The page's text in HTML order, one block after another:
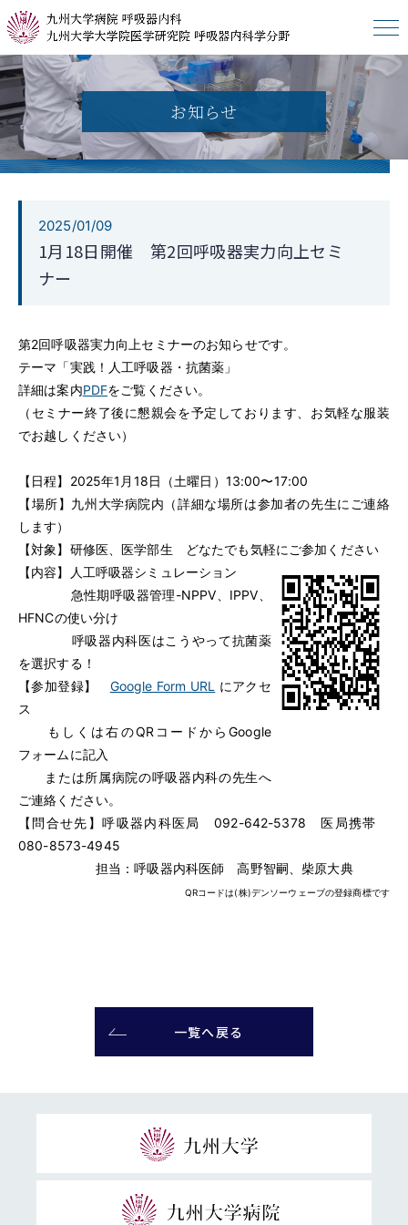
HOME
呼吸器内科について
研修・入局案内
診療グループ
同窓会
お知らせ
2025/01/09
1月18日開催 第2回呼吸器実力向上セミ
ナー
第2回呼吸器実力向上セミナーのお知らせです。
テーマ「実践！人工呼吸器・抗菌薬」
詳細は案内PDFをご覧ください。
（セミナー終了後に懇親会を予定しております、お気軽な服装
でお越しください）
【日程】2025年1月18日（土曜日）13:00〜17:00
【場所】九州大学病院内（詳細な場所は参加者の先生にご連絡
します）
【対象】研修医、医学部生 どなたでも気軽にご参加ください
【内容】人工呼吸器シミュレーション
急性期呼吸器管理-NPPV、IPPV、
HFNCの使い分け
呼吸器内科医はこうやって抗菌薬
を選択する！
【参加登録】 Google Form URL
にアクセ
ス
もしくは右のQRコードからGoogle
フォームに記入
または所属病院の呼吸器内科の先生へ
ご連絡ください。
【問合せ先】呼吸器内科医局 092-642-5378 医局携帯
080-8573-4945
担当：呼吸器内科医師 高野智嗣、柴原大典
QRコードは(株)デンソーウェーブの登録商標です
一覧へ戻る